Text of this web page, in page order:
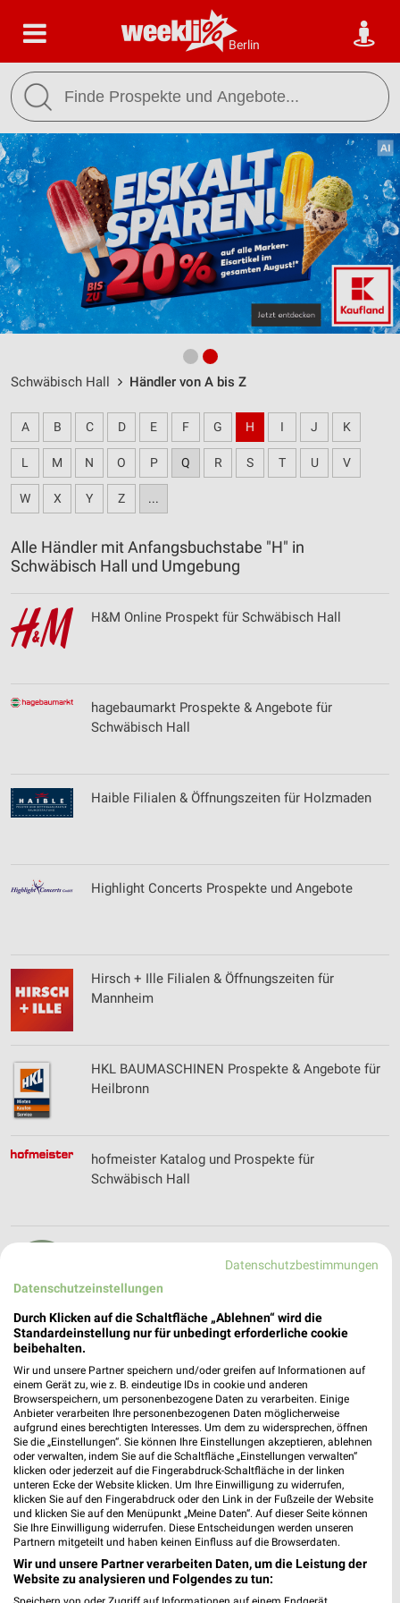
Berlin
Schwäbisch Hall Händler von A bis Z
A B C D E F G H I J K
L M N O P Q R S T U V
W X Y Z ...
Alle Händler mit Anfangsbuchstabe "H" in
Schwäbisch Hall und Umgebung
H&M Online Prospekt für Schwäbisch Hall
hagebaumarkt Prospekte & Angebote für
Schwäbisch Hall
Haible Filialen & Öffnungszeiten für Holzmaden
Highlight Concerts Prospekte und Angebote
Hirsch + Ille Filialen & Öffnungszeiten für
Mannheim
HKL BAUMASCHINEN Prospekte & Angebote für
Heilbronn
hofmeister Katalog und Prospekte für
Schwäbisch Hall
Öffnungszeiten für Schwäbisch Hall –
Wackershofen
Holz-Hauff Filialen & Öffnungszeiten für
HolzLand Prospekte & Angebote für
Oberstenfeld
Holz Ulrich Filialen & Öffnungszeiten für
Stuttgart
Datenschutzbestimmungen
Datenschutzeinstellungen
Durch Klicken auf die Schaltfläche „Ablehnen“ wird die
Standardeinstellung nur für unbedingt erforderliche cookie
beibehalten.
Wir und unsere Partner speichern und/oder greifen auf Informationen auf
einem Gerät zu, wie z. B. eindeutige IDs in cookie und anderen
Browserspeichern, um personenbezogene Daten zu verarbeiten. Einige
Anbieter verarbeiten Ihre personenbezogenen Daten möglicherweise
aufgrund eines berechtigten Interesses. Um dem zu widersprechen, öffnen
Sie die „Einstellungen“. Sie können Ihre Einstellungen akzeptieren, ablehnen
oder verwalten, indem Sie auf die Schaltfläche „Einstellungen verwalten“
klicken oder jederzeit auf die Fingerabdruck-Schaltfläche in der linken
unteren Ecke der Website klicken. Um Ihre Einwilligung zu widerrufen,
klicken Sie auf den Fingerabdruck oder den Link in der Fußzeile der Website
und klicken Sie auf den Menüpunkt „Meine Daten“. Auf dieser Seite können
Sie Ihre Einwilligung widerrufen. Diese Entscheidungen werden unseren
Partnern mitgeteilt und haben keinen Einfluss auf die Browserdaten.
Wir und unsere Partner verarbeiten Daten, um die Leistung der
Website zu analysieren und Folgendes zu tun: